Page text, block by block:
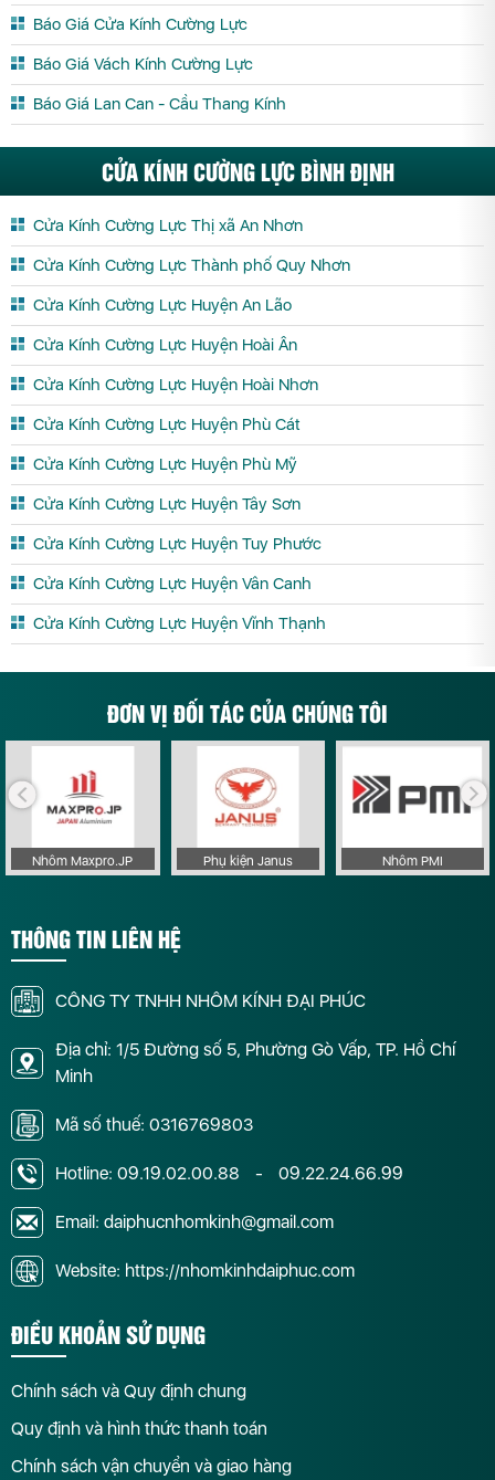
Báo Giá Cửa Kính Cường Lực
Báo Giá Vách Kính Cường Lực
Báo Giá Lan Can - Cầu Thang Kính
CỬA KÍNH CƯỜNG LỰC BÌNH ĐỊNH
Cửa Kính Cường Lực Thị xã An Nhơn
Cửa Kính Cường Lực Thành phố Quy Nhơn
Cửa Kính Cường Lực Huyện An Lão
Cửa Kính Cường Lực Huyện Hoài Ân
Cửa Kính Cường Lực Huyện Hoài Nhơn
Cửa Kính Cường Lực Huyện Phù Cát
Cửa Kính Cường Lực Huyện Phù Mỹ
Cửa Kính Cường Lực Huyện Tây Sơn
Cửa Kính Cường Lực Huyện Tuy Phước
Cửa Kính Cường Lực Huyện Vân Canh
Cửa Kính Cường Lực Huyện Vĩnh Thạnh
ĐƠN VỊ ĐỐI TÁC CỦA CHÚNG TÔI
Nhôm Maxpro.JP Phụ kiện Janus Nhôm PMI
THÔNG TIN LIÊN HỆ
CÔNG TY TNHH NHÔM KÍNH ĐẠI PHÚC
Địa chỉ: 1/5 Đường số 5, Phường Gò Vấp, TP. Hồ Chí
Minh
Mã số thuế: 0316769803
Hotline: 09.19.02.00.88 - 09.22.24.66.99
Email: daiphucnhomkinh@gmail.com
Website: https://nhomkinhdaiphuc.com
ĐIỀU KHOẢN SỬ DỤNG
Chính sách và Quy định chung
Quy định và hình thức thanh toán
Chính sách vận chuyển và giao hàng